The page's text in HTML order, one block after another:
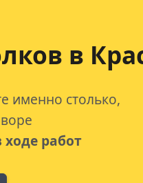
в
именно столько,
работ